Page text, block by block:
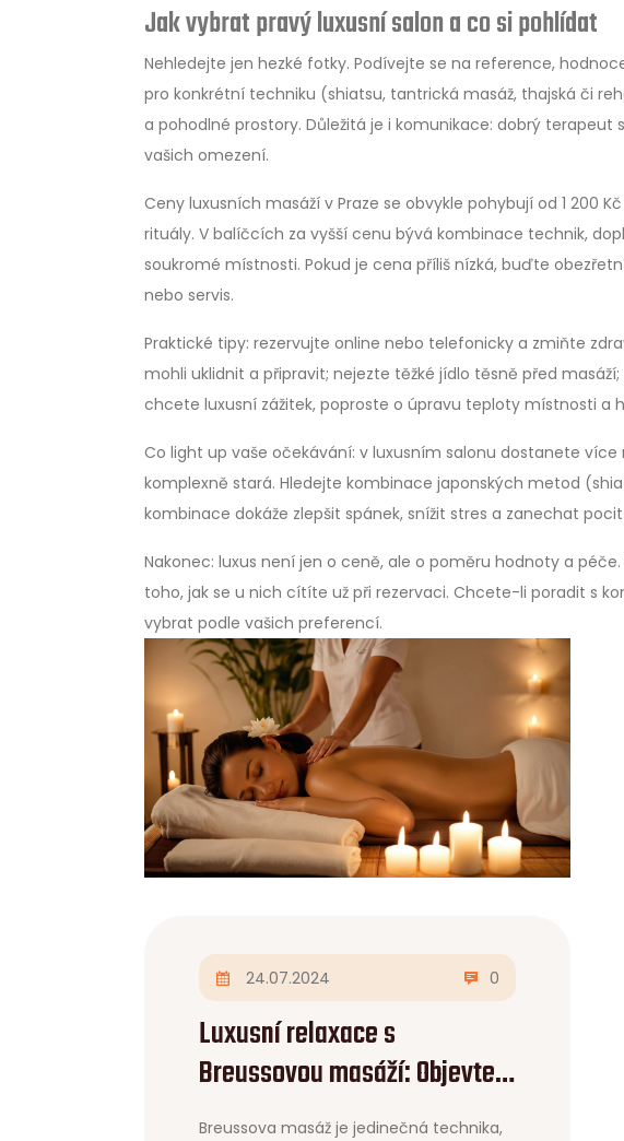
Jak vybrat pravý luxusní salon a co si pohlídat
Nehledejte jen hezké fotky. Podívejte se na reference,
pro konkrétní techniku (shiatsu, tantrická masáž, thajská či
a pohodlné prostory. Důležitá je i komunikace: dobrý
vašich omezení.
Ceny luxusních masáží v Praze se obvykle pohybují od 1 200
rituály. V balíčcích za vyšší cenu bývá kombinace technik,
soukromé místnosti. Pokud je cena příliš nízká, buďte
nebo servis.
Praktické tipy: rezervujte online nebo telefonicky a zmiňte
mohli uklidnit a připravit; nejezte těžké jídlo těsně před
chcete luxusní zážitek, poproste o úpravu teploty místnosti a
Co light up vaše očekávání: v luxusním salonu dostanete
komplexně stará. Hledejte kombinace japonských metod
kombinace dokáže zlepšit spánek, snížit stres a zanechat
Nakonec: luxus není jen o ceně, ale o poměru hodnoty a
toho, jak se u nich cítíte už při rezervaci. Chcete-li poradit s
vybrat podle vašich preferencí.
24.07.2024 0
Luxusní relaxace s
Breussovou masáží: Objevte
kouzlo tělesného uvolnění
Breussova masáž je jedinečná technika,